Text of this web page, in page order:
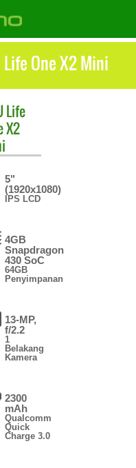
Life One X2 Mini
Life
X2
5"
(1920x1080)
IPS LCD
4GB
Snapdragon
430 SoC
64GB
Penyimpanan
13-MP,
f/2.2
1
Belakang
Kamera
2300
mAh
Qualcomm
Quick
Charge 3.0